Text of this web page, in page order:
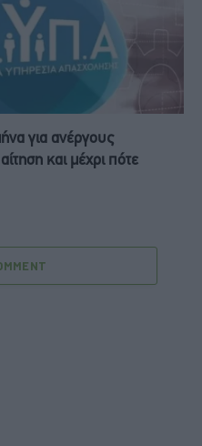
για ανέργους
και μέχρι πότε